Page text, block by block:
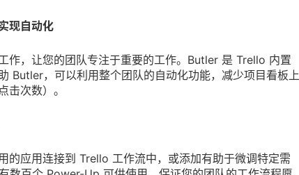
现自动化
作，让您的团队专注于重要的工作。Butler 是 Trello 内置
Butler，可以利用整个团队的自动化功能，减少项目看板上
击次数）。
的应用连接到 Trello 工作流中，或添加有助于微调特定需